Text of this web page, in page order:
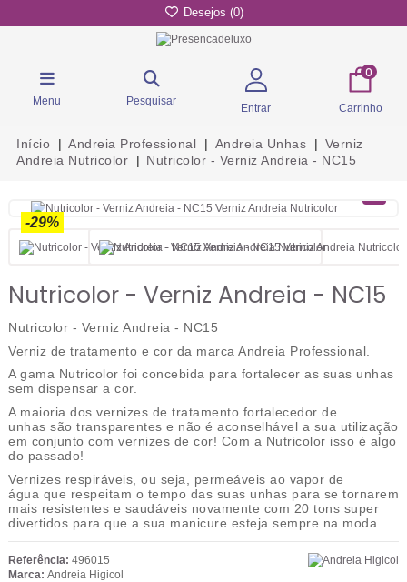
Desejos (0)
Menu Pesquisar
Entrar
0
Carrinho
Início Andreia Professional Andreia Unhas
Verniz
Andreia Nutricolor
Nutricolor - Verniz Andreia - NC15
-29%
Nutricolor - Verniz Andreia - NC15
Nutricolor - Verniz Andreia - NC15
Verniz de tratamento e cor da marca Andreia Professional.
A gama Nutricolor foi concebida para fortalecer as suas unhas
sem dispensar a cor.
A maioria dos vernizes de tratamento fortalecedor de
unhas são transparentes e não é aconselhável a sua utilização
em conjunto com vernizes de cor! Com a Nutricolor isso é algo
do passado!
Vernizes respiráveis , ou seja,
permeáveis ao vapor de
água que respeitam o tempo das suas unhas para se tornarem
mais resistentes e saudáveis novamente com 20 tons super
divertidos para que a sua manicure esteja sempre na moda.
Referência: 496015
Marca: Andreia Higicol